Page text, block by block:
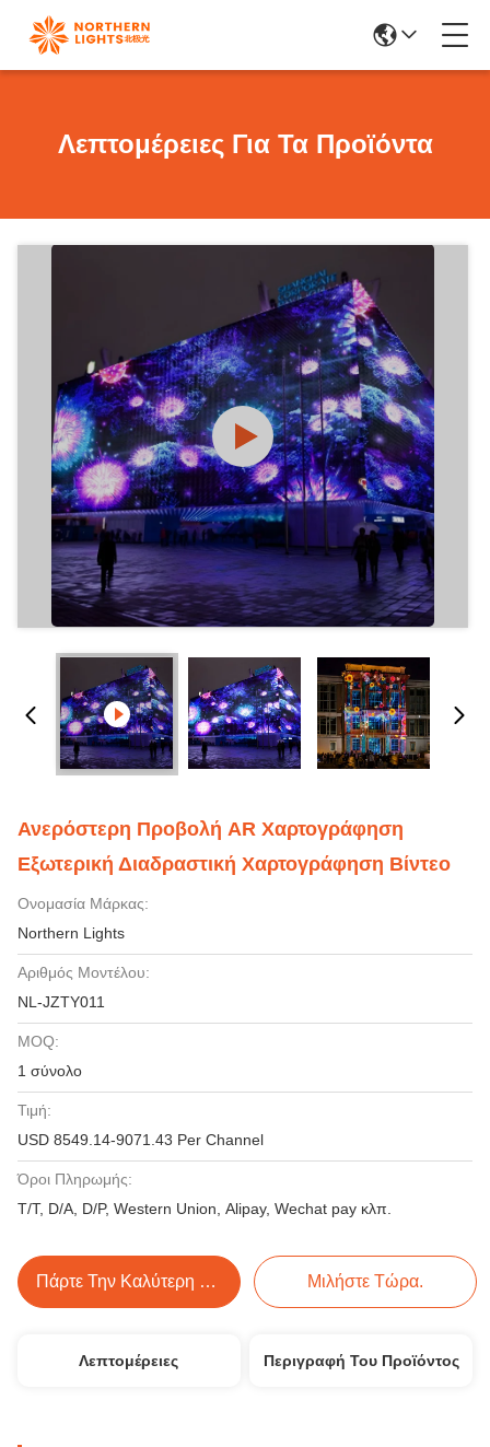
Λεπτομέρειες Για Τα Προϊόντα
Ανερόστερη Προβολή AR Χαρτογράφηση
Εξωτερική Διαδραστική Χαρτογράφηση Βίντεο
Ονομασία Μάρκας:
Northern Lights
Αριθμός Μοντέλου:
NL-JZTY011
MOQ:
1 σύνολο
Τιμή:
USD 8549.14-9071.43 Per Channel
Όροι Πληρωμής:
T/T, D/A, D/P, Western Union, Alipay, Wechat pay κλπ.
Πάρτε Την Καλύτερη Τιμή Μιλήστε Τώρα.
Λεπτομέρειες Περιγραφή Του Προϊόντος